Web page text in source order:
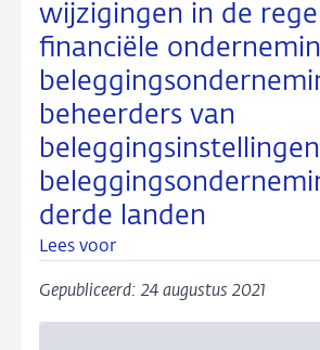
wijzigingen in de
financiële
beheerders van
derde landen
Lees voor
Gepubliceerd: 24 augustus 2021